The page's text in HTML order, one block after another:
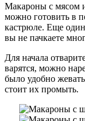
Макароны с мясом
можно готовить в
кастрюле. Еще
вы не пачкаете
Для начала
варятся, можно
было удобно
стоит их промыть.